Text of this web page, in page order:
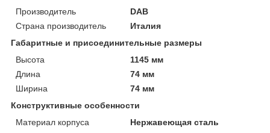
Производитель
DAB
Страна производитель
Италия
Габаритные и присоединительные размеры
Высота
1145 мм
Длина
74 мм
Ширина
74 мм
Конструктивные особенности
Материал корпуса
Нержавеющая сталь